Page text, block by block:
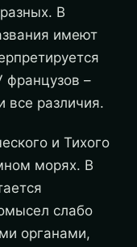
В
имеют
–
все различия.
и Тихого
морях. В
слабо
органами,